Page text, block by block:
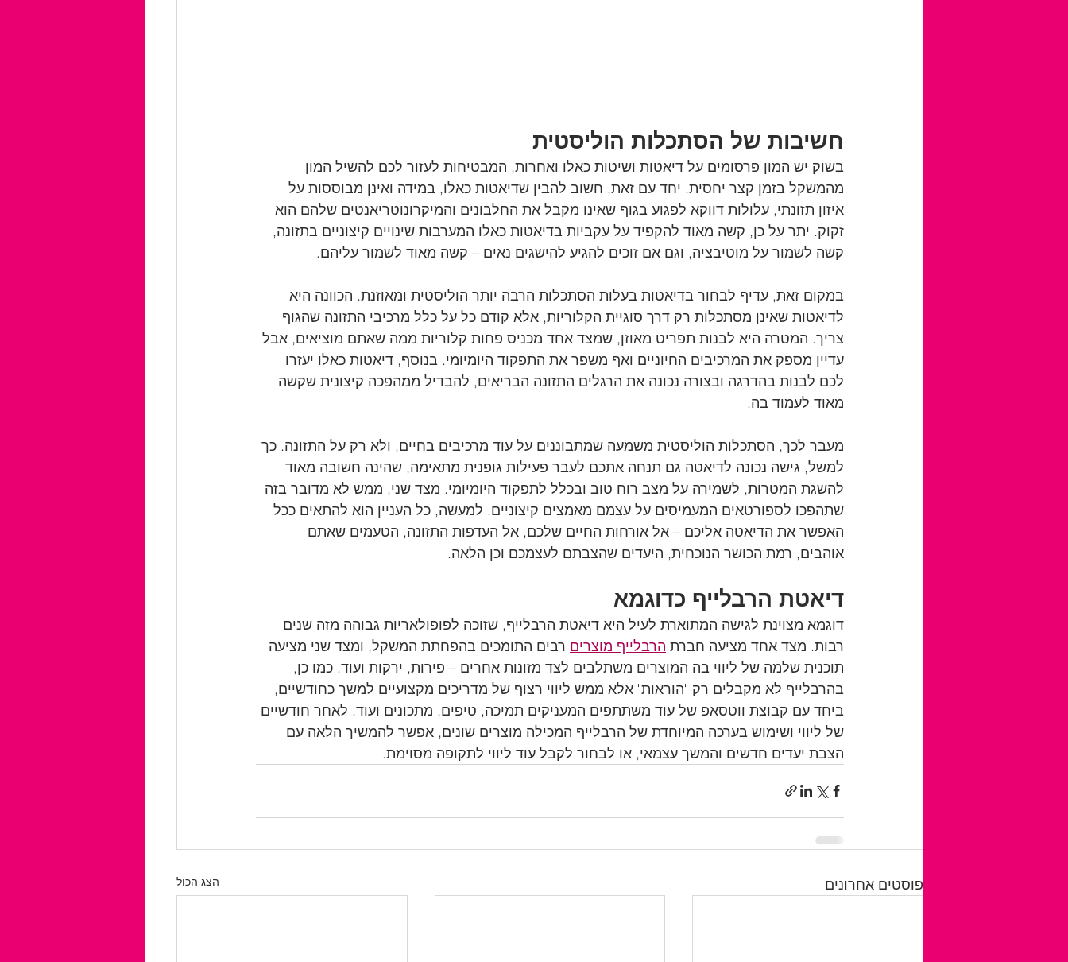
חשיבות של הסתכלות הוליסטית
בשוק יש המון פרסומים על דיאטות ושיטות כאלו ואחרות, המבטיחות לעזור לכם להשיל המון
מהמשקל בזמן קצר יחסית. יחד עם זאת, חשוב להבין שדיאטות כאלו, במידה ואינן מבוססות על
איזון תזונתי, עלולות דווקא לפגוע בגוף שאינו מקבל את החלבונים והמיקרונוטריאנטים שלהם הוא
זקוק. יתר על כן, קשה מאוד להקפיד על עקביות בדיאטות כאלו המערבות שינויים קיצוניים בתזונה,
קשה לשמור על מוטיבציה, וגם אם זוכים להגיע להישגים נאים – קשה מאוד לשמור עליהם.
במקום זאת, עדיף לבחור בדיאטות בעלות הסתכלות הרבה יותר הוליסטית ומאוזנת. הכוונה היא
לדיאטות שאינן מסתכלות רק דרך סוגיית הקלוריות, אלא קודם כל על כלל מרכיבי התזונה שהגוף
צריך. המטרה היא לבנות תפריט מאוזן, שמצד אחד מכניס פחות קלוריות ממה שאתם מוציאים, אבל
עדיין מספק את המרכיבים החיוניים ואף משפר את התפקוד היומיומי. בנוסף, דיאטות כאלו יעזרו
לכם לבנות בהדרגה ובצורה נכונה את הרגלים התזונה הבריאים, להבדיל ממהפכה קיצונית שקשה
מאוד לעמוד בה.
מעבר לכך, הסתכלות הוליסטית משמעה שמתבוננים על עוד מרכיבים בחיים, ולא רק על התזונה. כך
למשל, גישה נכונה לדיאטה גם תנחה אתכם לעבר פעילות גופנית מתאימה, שהינה חשובה מאוד
להשגת המטרות, לשמירה על מצב רוח טוב ובכלל לתפקוד היומיומי. מצד שני, ממש לא מדובר בזה
שתהפכו לספורטאים המעמיסים על עצמם מאמצים קיצוניים. למעשה, כל העניין הוא להתאים ככל
האפשר את הדיאטה אליכם – אל אורחות החיים שלכם, אל העדפות התזונה, הטעמים שאתם
אוהבים, רמת הכושר הנוכחית, היעדים שהצבתם לעצמכם וכן הלאה.
דיאטת הרבלייף כדוגמא
דוגמא מצוינת לגישה המתוארת לעיל היא דיאטת הרבלייף, שזוכה לפופולאריות גבוהה מזה שנים
רבות. מצד אחד מציעה חברת הרבלייף מוצרים רבים התומכים בהפחתת המשקל, ומצד שני מציעה
תוכנית שלמה של ליווי בה המוצרים משתלבים לצד מזונות אחרים – פירות, ירקות ועוד. כמו כן,
בהרבלייף לא מקבלים רק "הוראות" אלא ממש ליווי רצוף של מדריכים מקצועיים למשך כחודשיים,
ביחד עם קבוצת ווטסאפ של עוד משתתפים המעניקים תמיכה, טיפים, מתכונים ועוד. לאחר חודשיים
של ליווי ושימוש בערכה המיוחדת של הרבלייף המכילה מוצרים שונים, אפשר להמשיך הלאה עם
הצבת יעדים חדשים והמשך עצמאי, או לבחור לקבל עוד ליווי לתקופה מסוימת.
פוסטים אחרונים הצג הכול